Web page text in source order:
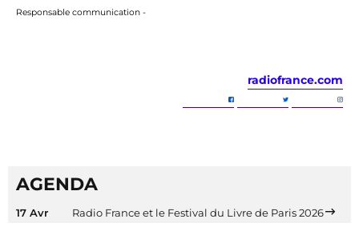
Responsable communication -
radiofrance.com
AGENDA
17 Avr Radio France et le Festival du Livre de Paris 2026